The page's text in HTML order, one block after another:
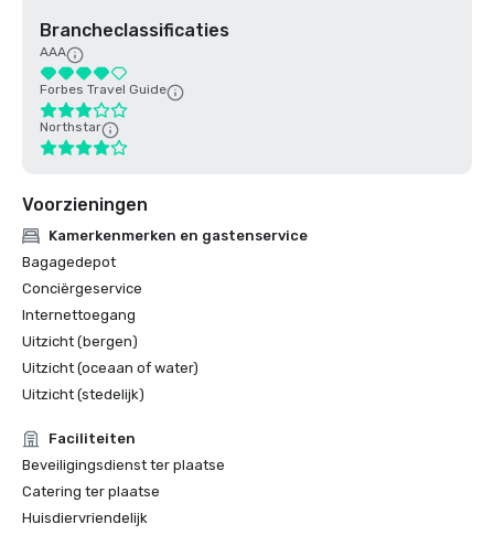
Brancheclassificaties
AAA
Forbes Travel Guide
Northstar
Voorzieningen
Kamerkenmerken en gastenservice
Bagagedepot
Conciërgeservice
Internettoegang
Uitzicht (bergen)
Uitzicht (oceaan of water)
Uitzicht (stedelijk)
Faciliteiten
Beveiligingsdienst ter plaatse
Catering ter plaatse
Huisdiervriendelijk